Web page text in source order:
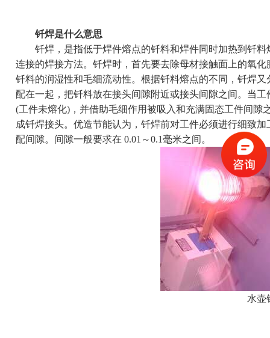
钎焊是什么意思
钎焊，是指低于焊件熔点的钎料和焊件同时加热到钎料
连接的焊接方法。钎焊时，首先要去除母材接触面上的氧
钎料的润湿性和毛细流动性。根据钎料熔点的不同，钎焊
配在一起，把钎料放在接头间隙附近或接头间隙之间。当
(工件未熔化)，并借助毛细作用被吸入和充满固态工件间
成钎焊接头。优造节能认为，钎焊前对工件必须进行细致
配间隙。间隙一般要求在 0.01～0.1毫米之间。
水壶